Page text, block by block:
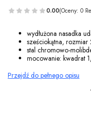
0.00(Oceny: 0
wydłużona nasadka
sześciokątna, rozmiar
stal chromowo-
mocowanie: kwadrat
Przejdź do pełnego opisu